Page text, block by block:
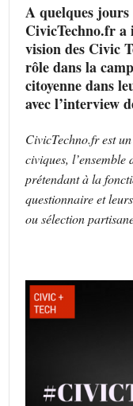
A quelques jours
CivicTechno.fr a
vision des Civic
rôle dans la
citoyenne dans
avec l’interview
CivicTechno.fr est
civiques, l’ensemble
prétendant à la
questionnaire et
ou sélection